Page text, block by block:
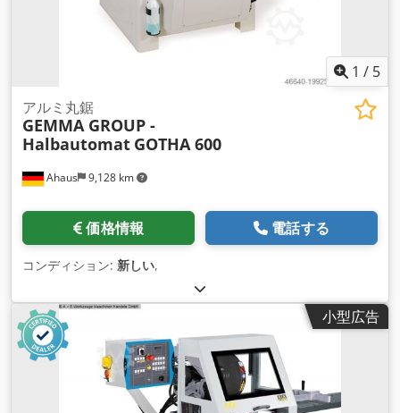
1 / 5
Ahaus 9,128 km
アルミ丸鋸
GEMMA GROUP -
Halbautomat GOTHA 600
価格情報 電話する
コンディション: 新しい,
小型広告